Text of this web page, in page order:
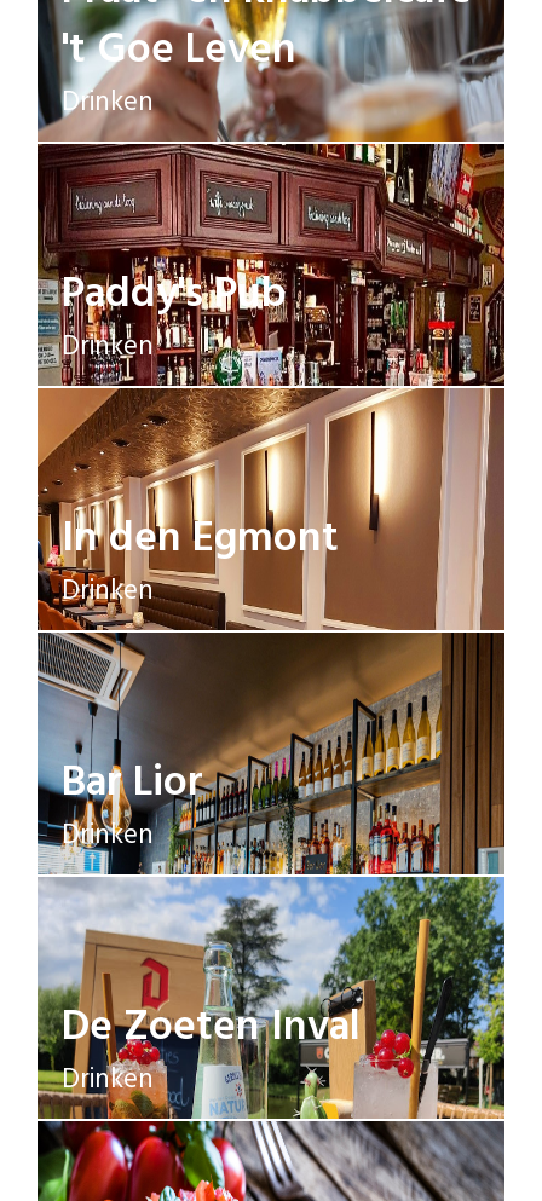
't Goe Leven
Drinken
Paddy's Pub
Drinken
In den Egmont
Drinken
Bar Lior
Drinken
De Zoeten Inval
Drinken